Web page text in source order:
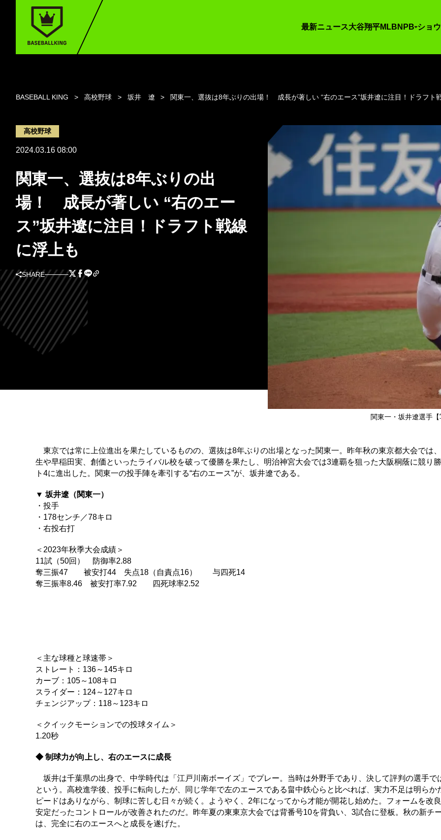
最新ニュース大谷翔平MLB NPB ショ
BASEBALL KING 高校野球 坂井 遼 関東一、選抜は8年ぶりの出場！ 成長が著しい “右のエース”坂井遼に注目！ドラフト
高校野球
2024.03.16 08:00
関東一、選抜は8年ぶりの出
場！ 成長が著しい “右のエー
ス”坂井遼に注目！ドラフト戦線
に浮上も
SHARE
関東一・坂井遼選手
東京では常に上位進出を果たしているものの、選抜は8年ぶりの出場となった関東一。昨年秋の東京都大会では
生や早稲田実、創価といったライバル校を破って優勝を果たし、明治神宮大会では3連覇を狙った大阪桐蔭に競り
ト4に進出した。関東一の投手陣を牽引する“右のエース”が、坂井遼である。
▼ 坂井遼（関東一）
・投手
・178センチ／78キロ
・右投右打
＜2023年秋季大会成績＞
11試（50回） 防御率2.88
奪三振47 被安打44 失点18（自責点16） 与四死14
奪三振率8.46 被安打率7.92 四死球率2.52
＜主な球種と球速帯＞
ストレート：136～145キロ
カーブ：105～108キロ
スライダー：124～127キロ
チェンジアップ：118～123キロ
＜クイックモーションでの投球タイム＞
1.20秒
◆ 制球力が向上し、右のエースに成長
坂井は千葉県の出身で、中学時代は「江戸川南ボーイズ」でプレー。当時は外野手であり、決して評判の選手で
という。高校進学後、投手に転向したが、同じ学年で左のエースである畠中鉄心らと比べれば、実力不足は明らか
ピードはありながら、制球に苦しむ日々が続く。ようやく、2年になってから才能が開花し始めた。フォームを改
安定だったコントロールが改善されたのだ。昨年夏の東東京大会では背番号10を背負い、3試合に登板。秋の新チ
は、完全に右のエースへと成長を遂げた。